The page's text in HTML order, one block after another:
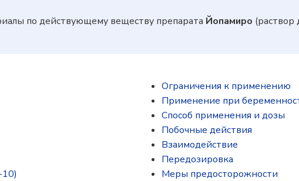
по действующему веществу препарата Йопамиро
Ограничения к применению
Применение при
Способ применения и дозы
Побочные действия
Взаимодействие
Передозировка
Меры предосторожности